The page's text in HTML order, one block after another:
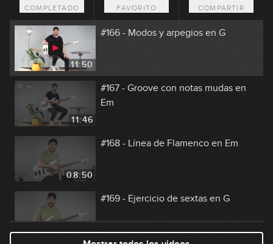
COMPLETADO FAVORITO COMPARTIR
06:23
11:50
#166 - Modos y arpegios en G
11:46
#167 - Groove con notas mudas en
Em
08:50
#168 - Línea de Flamenco en Em
11:35
#169 - Ejercicio de sextas en G